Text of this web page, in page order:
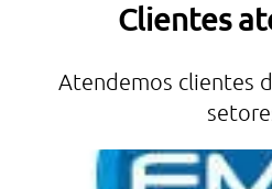
Clientes
Atendemos clientes